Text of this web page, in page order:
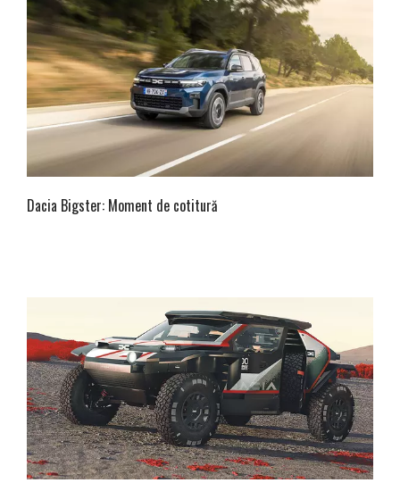
Dacia Bigster: Moment de cotitură